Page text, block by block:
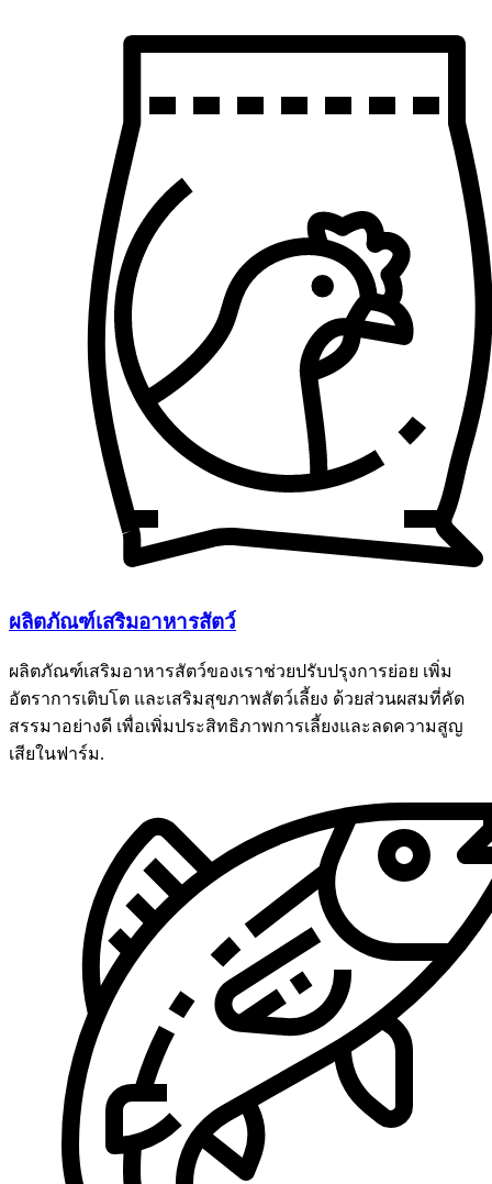
ผลิตภัณฑ์เสริมอาหารสัตว์
ผลิตภัณฑ์เสริมอาหารสัตว์ของเราช่วยปรับปรุงการย่อย เพิ่ม
อัตราการเติบโต และเสริมสุขภาพสัตว์เลี้ยง ด้วยส่วนผสมที่คัด
สรรมาอย่างดี เพื่อเพิ่มประสิทธิภาพการเลี้ยงและลดความสูญ
เสียในฟาร์ม.